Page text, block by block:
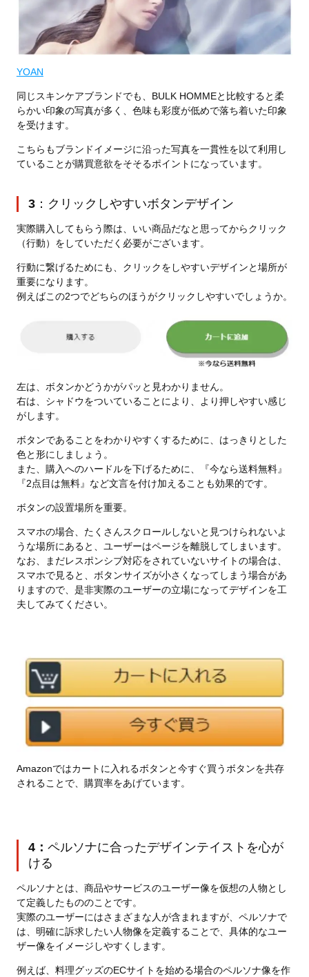
YOAN
同じスキンケアブランドでも、BULK HOMMEと比較すると柔
らかい印象の写真が多く、色味も彩度が低めで落ち着いた印象
を受けます。
こちらもブランドイメージに沿った写真を一貫性を以て利用し
ていることが購買意欲をそそるポイントになっています。
3：クリックしやすいボタンデザイン
実際購入してもらう際は、いい商品だなと思ってからクリック
（行動）をしていただく必要がございます。
行動に繋げるためにも、クリックをしやすいデザインと場所が
重要になります。
例えばこの2つでどちらのほうがクリックしやすいでしょうか。
左は、ボタンかどうかがパッと見わかりません。
右は、シャドウをついていることにより、より押しやすい感じ
がします。
ボタンであることをわかりやすくするために、はっきりとした
色と形にしましょう。
また、購入へのハードルを下げるために、『今なら送料無料』
『2点目は無料』など文言を付け加えることも効果的です。
ボタンの設置場所を重要。
スマホの場合、たくさんスクロールしないと見つけられないよ
うな場所にあると、ユーザーはページを離脱してしまいます。
なお、まだレスポンシブ対応をされていないサイトの場合は、
スマホで見ると、ボタンサイズが小さくなってしまう場合があ
りますので、是非実際のユーザーの立場になってデザインを工
夫してみてください。
Amazonではカートに入れるボタンと今すぐ買うボタンを共存
されることで、購買率をあげています。
4： ペルソナに合ったデザインテイストを心が
ける
ペルソナとは、商品やサービスのユーザー像を仮想の人物とし
て定義したもののことです。
実際のユーザーにはさまざまな人が含まれますが、ペルソナで
は、明確に訴求したい人物像を定義することで、具体的なユー
ザー像をイメージしやすくします。
例えば、料理グッズのECサイトを始める場合のペルソナ像を作